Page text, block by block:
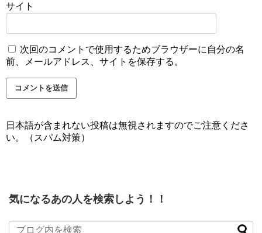
サイト
次回のコメントで使用するためブラウザーに自分の名
前、メールアドレス、サイトを保存する。
日本語が含まれない投稿は無視されますのでご注意くださ
い。（スパム対策）
気になるあの人を検索しよう！！